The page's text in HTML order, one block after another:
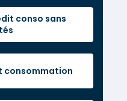
conso sans
consommation